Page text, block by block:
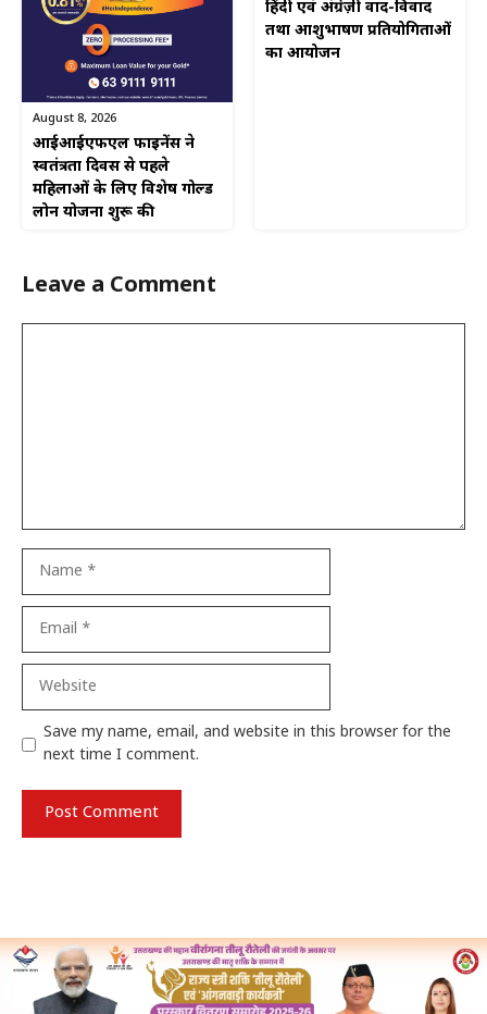
August 8, 2026
आईआईएफएल फाइनेंस ने
स्वतंत्रता दिवस से पहले
महिलाओं के लिए विशेष गोल्ड
लोन योजना शुरू की
हिंदी एवं अंग्रेज़ी वाद-विवाद
तथा आशुभाषण प्रतियोगिताओं
का आयोजन
Leave a Comment
Website
Save my name, email, and website in this browser for the
next time I comment.